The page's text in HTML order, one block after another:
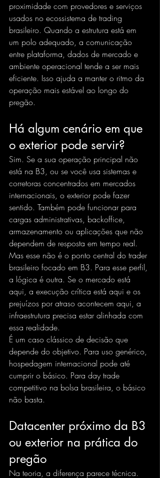
proximidade com provedores e serviços
usados no ecossistema de trading
brasileiro. Quando a estrutura está em
um polo adequado, a comunicação
entre plataforma, dados de mercado e
ambiente operacional tende a ser mais
eficiente. Isso ajuda a manter o ritmo da
operação mais estável ao longo do
pregão.
Há algum cenário em que
o exterior pode servir?
Sim. Se a sua operação principal não
está na B3, ou se você usa sistemas e
corretoras concentrados em mercados
internacionais, o exterior pode fazer
sentido. Também pode funcionar para
cargas administrativas, backoffice,
armazenamento ou aplicações que não
dependem de resposta em tempo real.
Mas esse não é o ponto central do trader
brasileiro focado em B3. Para esse perfil,
a lógica é outra. Se o mercado está
aqui, a execução crítica está aqui e os
prejuízos por atraso acontecem aqui, a
infraestrutura precisa estar alinhada com
essa realidade.
É um caso clássico de decisão que
depende do objetivo. Para uso genérico,
hospedagem internacional pode até
cumprir o básico. Para day trade
competitivo na bolsa brasileira, o básico
não basta.
Datacenter próximo da B3
ou exterior na prática do
pregão
Na teoria, a diferença parece técnica.